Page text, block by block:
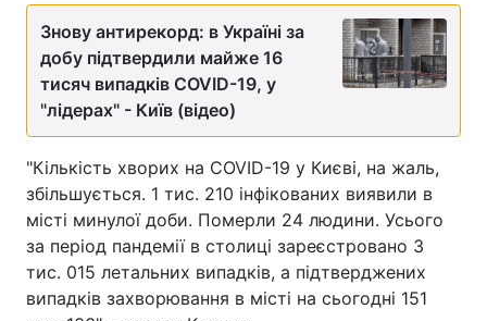
Знову антирекорд: в Україні за
добу підтвердили майже 16
тисяч випадків COVID-19, у
"лідерах" - Київ (відео)
"Кількість хворих на COVID-19 у Києві, на жаль,
збільшується. 1 тис. 210 інфікованих виявили в
місті минулої доби. Померли 24 людини. Усього
за період пандемії в столиці зареєстровано 3
тис. 015 летальних випадків, а підтверджених
випадків захворювання в місті на сьогодні 151